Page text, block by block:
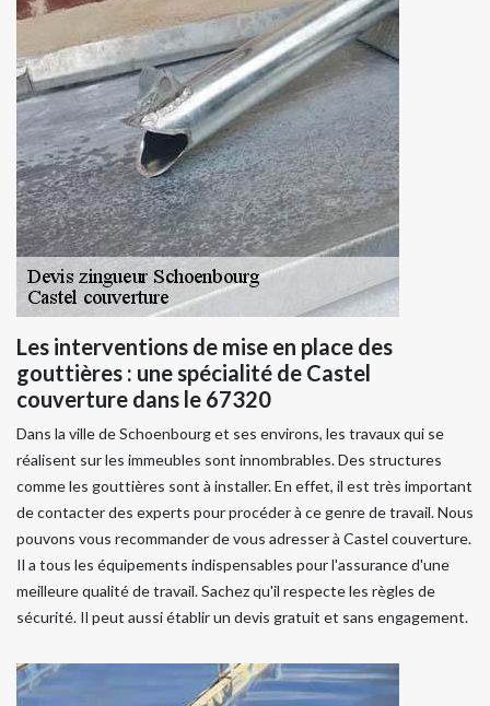
Les interventions de mise en place des
gouttières : une spécialité de Castel
couverture dans le 67320
Dans la ville de Schoenbourg et ses environs, les travaux qui se
réalisent sur les immeubles sont innombrables. Des structures
comme les gouttières sont à installer. En effet, il est très important
de contacter des experts pour procéder à ce genre de travail. Nous
pouvons vous recommander de vous adresser à Castel couverture.
Il a tous les équipements indispensables pour l'assurance d'une
meilleure qualité de travail. Sachez qu'il respecte les règles de
sécurité. Il peut aussi établir un devis gratuit et sans engagement.